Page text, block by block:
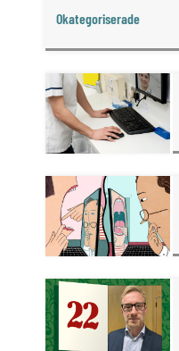
Okategoriserade